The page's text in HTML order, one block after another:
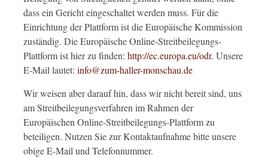
dass ein Gericht eingeschaltet werden muss. Für die
Einrichtung der Plattform ist die Europäische Kommission
zuständig. Die Europäische Online-Streitbeilegungs-
Plattform ist hier zu finden: http://ec.europa.eu/odr. Unsere
E-Mail lautet: info@zum-haller-monschau.de
Wir weisen aber darauf hin, dass wir nicht bereit sind, uns
am Streitbeilegungsverfahren im Rahmen der
Europäischen Online-Streitbeilegungs-Plattform zu
beteiligen. Nutzen Sie zur Kontaktaufnahme bitte unsere
obige E-Mail und Telefonnummer.